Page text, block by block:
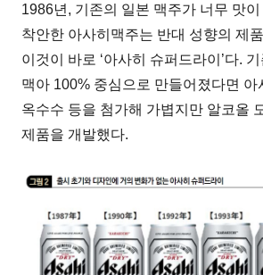
1986년, 기존의 일본 맥주가 너무 맛이
착안한 아사히맥주는 반대 성향의 제
이것이 바로 ‘아사히 슈퍼드라이’다.
맥아 100% 중심으로 만들어졌다면 아
옥수수 등을 첨가해 가볍지만 알코올
제품을 개발했다.